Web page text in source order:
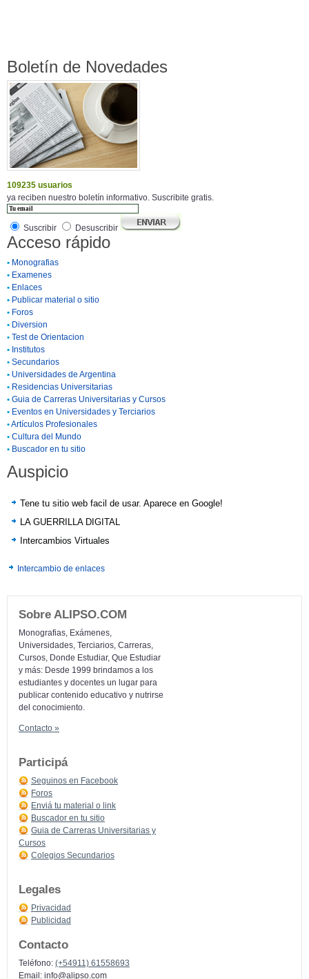
Boletín de Novedades
109235 usuarios
ya reciben nuestro boletín informativo. Suscribite gratis.
Suscribir Desuscribir
Acceso rápido
• Monografias
• Examenes
• Enlaces
• Publicar material o sitio
• Foros
• Diversion
• Test de Orientacion
• Institutos
• Secundarios
• Universidades de Argentina
• Residencias Universitarias
• Guia de Carreras Universitarias y Cursos
• Eventos en Universidades y Terciarios
•Artículos Profesionales
• Cultura del Mundo
• Buscador en tu sitio
Auspicio
Tene tu sitio web facil de usar. Aparece en Google!
LA GUERRILLA DIGITAL
Intercambios Virtuales
Intercambio de enlaces
Sobre ALIPSO.COM
Monografias, Exámenes,
Universidades, Terciarios, Carreras,
Cursos, Donde Estudiar, Que Estudiar
y más: Desde 1999 brindamos a los
estudiantes y docentes un lugar para
publicar contenido educativo y nutrirse
del conocimiento.
Contacto »
Participá
Seguinos en Facebook
Foros
Enviá tu material o link
Buscador en tu sitio
Guia de Carreras Universitarias y
Cursos
Colegios Secundarios
Legales
Privacidad
Publicidad
Contacto
Teléfono: (+54911) 61558693
Email: info@alipso.com